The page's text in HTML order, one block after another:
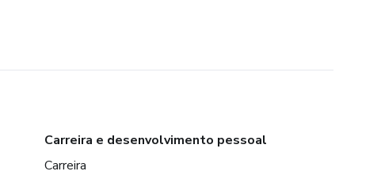
Carreira e desenvolvimento pessoal
Carreira